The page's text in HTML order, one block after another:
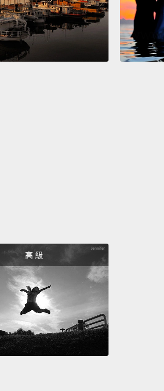
of others' opinions drown out
most important, have the
they somehow
successful 後，意指此字說完便結
不多見。
高 級